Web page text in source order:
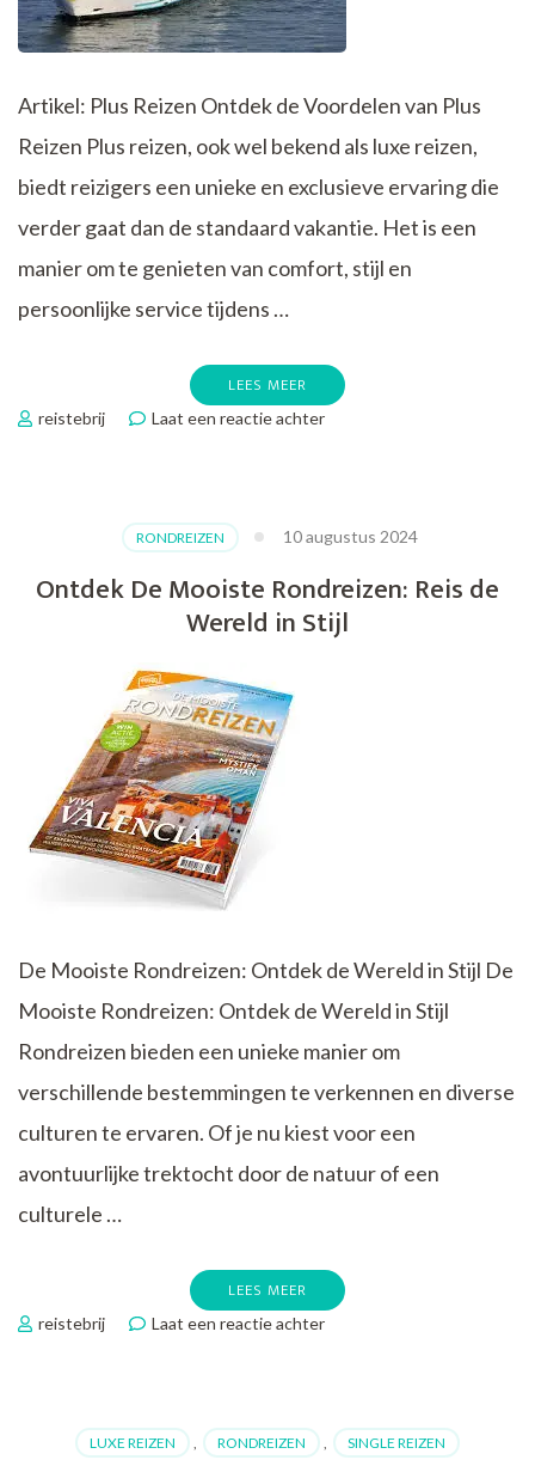
Artikel: Plus Reizen Ontdek de Voordelen van Plus
Reizen Plus reizen, ook wel bekend als luxe reizen,
biedt reizigers een unieke en exclusieve ervaring die
verder gaat dan de standaard vakantie. Het is een
manier om te genieten van comfort, stijl en
persoonlijke service tijdens …
LEES MEER
reistebrij Laat een reactie achterop
Plus
Een
Exclusieve
Reiservaring
RONDREIZEN 10 augustus 2024
Ontdek De Mooiste Rondreizen: Reis de
Wereld in Stijl
De Mooiste Rondreizen: Ontdek de Wereld in Stijl De
Mooiste Rondreizen: Ontdek de Wereld in Stijl
Rondreizen bieden een unieke manier om
verschillende bestemmingen te verkennen en diverse
culturen te ervaren. Of je nu kiest voor een
avontuurlijke trektocht door de natuur of een
culturele …
LEES MEER
reistebrij Laat een reactie achterop
Reis
LUXE REIZEN , RONDREIZEN , SINGLE REIZEN